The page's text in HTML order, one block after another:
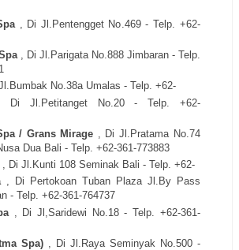
, Di Jl.Pentengget No.469 - Telp. +62-
, Di Jl.Parigata No.888 Jimbaran - Telp.
No.38a Umalas - Telp. +62-
, Di Jl.Petitanget No.20 - Telp. +62-
/ Grans Mirage
, Di Jl.Pratama No.74
Dua Bali - Telp. +62-361-773883
, Di Jl.Kunti 108 Seminak Bali - Telp. +62-
, Di Pertokoan Tuban Plaza Jl.By Pass
- Telp. +62-361-764737
, Di Jl,Saridewi No.18 - Telp. +62-361-
Spa)
, Di Jl.Raya Seminyak No.500 -